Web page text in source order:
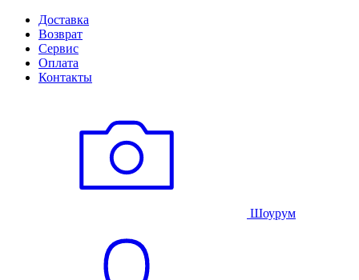
Доставка
Возврат
Сервис
Оплата
Контакты
Шоурум